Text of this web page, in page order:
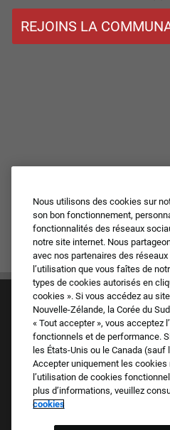
REJOINS LA
Culture et
Nos
FAQ
Nous utilisons des cookies sur
son bon fonctionnement,
fonctionnalités des réseaux
notre site internet. Nous
avec nos partenaires des
l’utilisation que vous faîtes de
types de cookies autorisés en
cookies ». Si vous accédez au
Nouvelle-Zélande, la Corée du
« Tout accepter », vous acceptez
fonctionnels et de performance.
les États-Unis ou le Canada
Accepter uniquement les
l’utilisation de cookies
plus d’informations, veuillez
cookies